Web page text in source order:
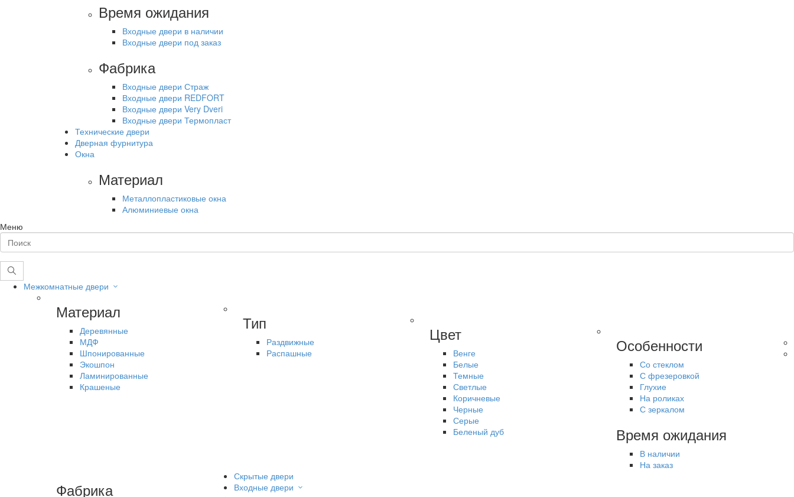
Время ожидания
Входные двери в наличии
Входные двери под заказ
Фабрика
Входные двери Страж
Входные двери REDFORT
Входные двери Very Dveri
Входные двери Термопласт
Технические двери
Дверная фурнитура
Окна
Материал
Металлопластиковые окна
Алюминиевые окна
Меню
Межкомнатные двери
Материал
Деревянные
МДФ
Шпонированные
Экошпон
Ламинированные
Крашеные
Тип
Раздвижные
Распашные
Цвет
Венге
Белые
Темные
Светлые
Коричневые
Черные
Серые
Беленый дуб
Особенности
Со стеклом
С фрезеровкой
Глухие
На роликах
С зеркалом
Время ожидания
В наличии
На заказ
Фабрика
Скрытые двери
Входные двери